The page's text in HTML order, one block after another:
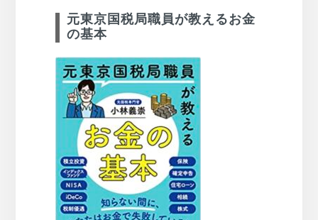
元東京国税局職員が教えるお金
の基本